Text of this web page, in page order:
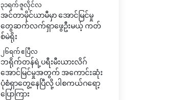
၃၁ရက် ဇူလိုင်လ
အင်တာမိုင်ယာမီမှာ အောင်မြင်မှု
တွေဆက်လက်ရှာဖွေဦးမယ့် ကတ်
စ်မဲရိုး
၂၆ရက် ဧပြီလ
ဘရိုက်တန်ရဲ့ပရီးမီးယားလိဂ်
အောင်မြင်မှုအတွက် အကောင်းဆုံး
ပုံစံရှာတွေ့နေပြီလို့ ပါစကယ်ဂရော့
ပြောကြား